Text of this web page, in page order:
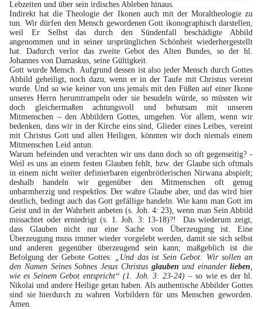
Lebzeiten und über sein irdisches Ableben hinaus.
Indirekt hat die Theologie der Ikonen auch mit der Moraltheologie zu
tun. Wir dürfen den Mensch gewordenen Gott ikonographisch darstellen,
weil Er Selbst das durch den Sündenfall beschädigte Abbild
angenommen und in seiner ursprünglichen Schönheit wiederhergestellt
hat. Dadurch verlor das zweite Gebot des Alten Bundes, so der hl.
Johannes von Damaskus, seine Gültigkeit.
Gott wurde Mensch. Aufgrund dessen ist also jeder Mensch durch Gottes
Abbild geheiligt, noch dazu, wenn er in der Taufe mit Christus vereint
wurde. Und so wie keiner von uns jemals mit den Füßen auf einer Ikone
unseres Herrn herumtrampeln oder sie besudeln würde, so müssten wir
doch gleichermaßen achtungsvoll und behutsam mit unseren
Mitmenschen – den Abbildern Gottes, umgehen. Vor allem, wenn wir
bedenken, dass wir in der Kirche eins sind, Glieder eines Leibes, vereint
mit Christus Gott und allen Heiligen, könnten wir doch niemals einem
Mitmenschen Leid antun.
Warum befeinden und verachten wir uns dann doch so oft gegenseitig? -
Weil es uns an einem festen Glauben fehlt, bzw. der Glaube sich oftmals
in einem nicht weiter definierbaren eigenbrötlerischen Nirwana abspielt;
deshalb handeln wir gegenüber den Mitmenschen oft genug
unbarmherzig und respektlos. Der wahre Glaube aber, und das wird hier
deutlich, bedingt auch das Gott gefällige handeln. Wie kann man Gott im
Geist und in der Wahrheit anbeten (s. Joh. 4: 23), wenn man Sein Abbild
missachtet oder erniedrigt (s. 1. Joh. 3: 13-18)?! Das wiederum zeigt,
dass Glauben nicht nur eine Sache von Überzeugung ist. Eine
Überzeugung muss immer wieder vorgelebt werden, damit sie sich selbst
und anderen gegenüber überzeugend sein kann; maßgeblich ist die
Befolgung der Gebote Gottes:
„Und das ist Sein Gebot: Wir sollen an
den Namen Seines Sohnes Jesus Christusglauben und einanderlieben
wie es Seinem Gebot entspricht“ (1. Joh. 3: 23-24) –so wie es der hl.
Nikolai und andere Heilige getan haben. Als authentische Abbilder Gottes
sind sie hierdurch zu wahren Vorbildern für uns Menschen geworden.
Amen.